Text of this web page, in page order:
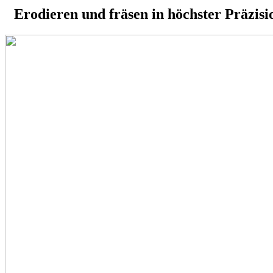
Erodieren und fräsen in höchster